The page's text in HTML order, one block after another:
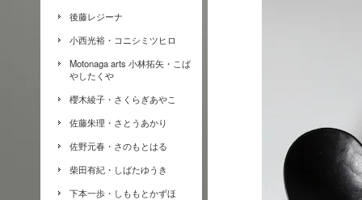
後藤レジーナ
小西光裕・コニシミツヒロ
Motonaga arts 小林拓矢・こば
やしたくや
櫻木綾子・さくらぎあやこ
佐藤朱理・さとうあかり
佐野元春・さのもとはる
柴田有紀・しばたゆうき
下本一歩・しももとかずほ